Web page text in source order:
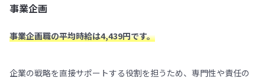
事業企画
事業企画職の平均時給は4,439円です。
企業の戦略を直接サポートする役割を担うため、専門性や責任の